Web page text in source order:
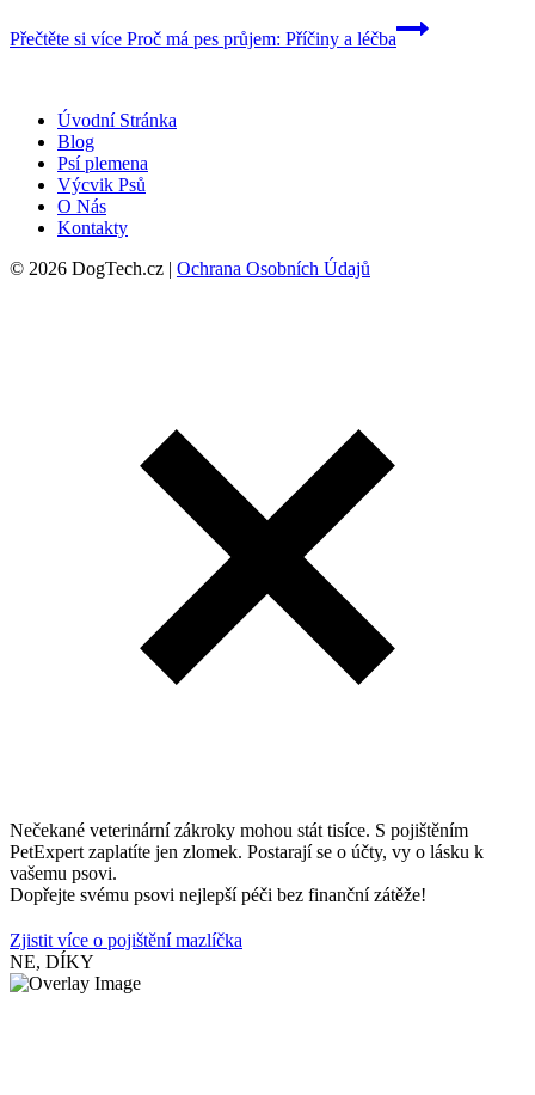
Přečtěte si více Proč má pes průjem: Příčiny a léčba
Úvodní Stránka
Blog
Psí plemena
Výcvik Psů
O Nás
Kontakty
© 2026 DogTech.cz | Ochrana Osobních Údajů
Nečekané veterinární zákroky mohou stát tisíce. S pojištěním
PetExpert zaplatíte jen zlomek. Postarají se o účty, vy o lásku k
vašemu psovi.
Dopřejte svému psovi nejlepší péči bez finanční zátěže!
Zjistit více o pojištění mazlíčka
NE, DÍKY